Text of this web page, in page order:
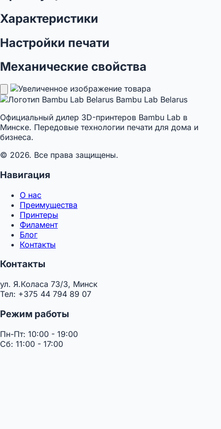
Характеристики
Настройки печати
Механические свойства
Bambu Lab Belarus
Официальный дилер 3D-принтеров Bambu Lab в
Минске. Передовые технологии печати для дома и
бизнеса.
© 2026. Все права защищены.
Навигация
О нас
Преимущества
Принтеры
Филамент
Блог
Контакты
Контакты
ул. Я.Коласа 73/3, Минск
Тел: +375 44 794 89 07
Режим работы
Пн-Пт: 10:00 - 19:00
Сб: 11:00 - 17:00